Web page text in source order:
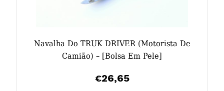
Navalha Do TRUK DRIVER (motorista De
Camião) – [bolsa Em Pele]
€26,65